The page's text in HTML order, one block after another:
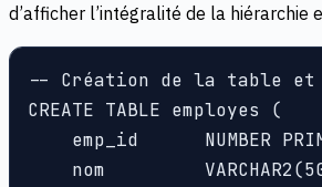
d’afficher l’intégralité de la hiérarchie
-- Création de la table et
CREATE TABLE employes (
emp_id      NUMBER
nom